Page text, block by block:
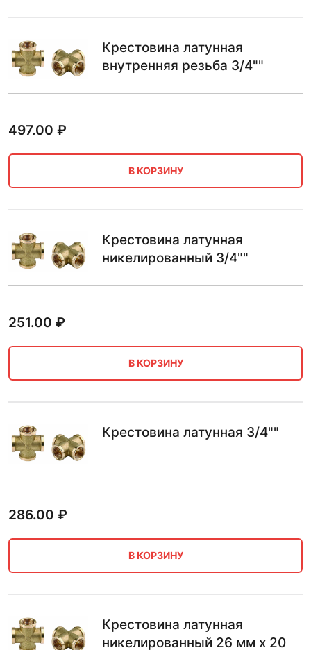
Крестовина латунная
внутренняя резьба 3/4""
497.00 ₽
В КОРЗИНУ
Крестовина латунная
никелированный 3/4""
251.00 ₽
В КОРЗИНУ
Крестовина латунная 3/4""
286.00 ₽
В КОРЗИНУ
Крестовина латунная
никелированный 26 мм х 20